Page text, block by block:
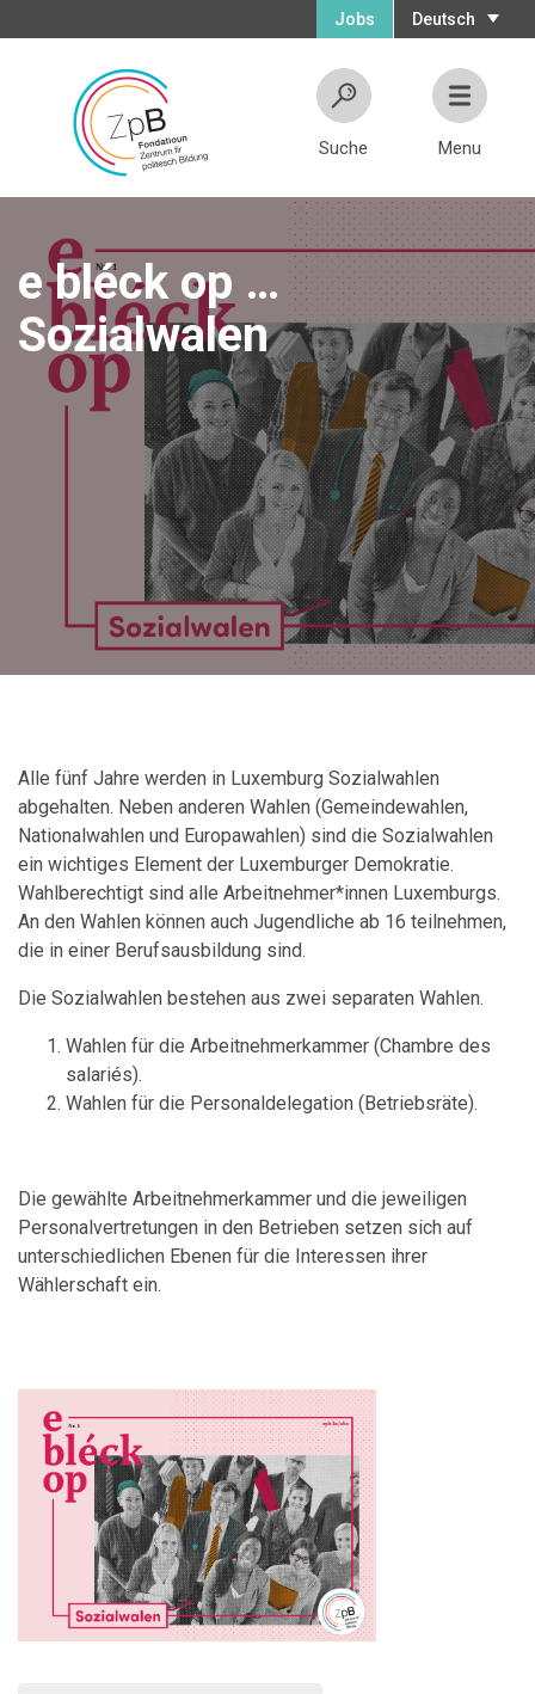
Deutsch
Jobs
Suche Menu
e bléck op …
Sozialwalen
Alle fünf Jahre werden in Luxemburg Sozialwahlen
abgehalten. Neben anderen Wahlen (Gemeindewahlen,
Nationalwahlen und Europawahlen) sind die Sozialwahlen
ein wichtiges Element der Luxemburger Demokratie.
Wahlberechtigt sind alle Arbeitnehmer*innen Luxemburgs.
An den Wahlen können auch Jugendliche ab 16 teilnehmen,
die in einer Berufsausbildung sind.
Die Sozialwahlen bestehen aus zwei separaten Wahlen.
Wahlen für die Arbeitnehmerkammer (Chambre des
salariés).
Wahlen für die Personaldelegation (Betriebsräte).
Die gewählte Arbeitnehmerkammer und die jeweiligen
Personalvertretungen in den Betrieben setzen sich auf
unterschiedlichen Ebenen für die Interessen ihrer
Wählerschaft ein.